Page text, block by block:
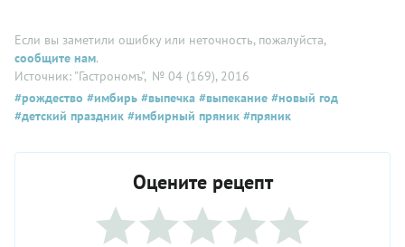
Если вы заметили ошибку или неточность, пожалуйста,
сообщите нам.
Источник: "Гастрономъ", № 04 (169), 2016
#рождество #имбирь #выпечка #выпекание #новый год
#детский праздник #имбирный пряник #пряник
Оцените рецепт